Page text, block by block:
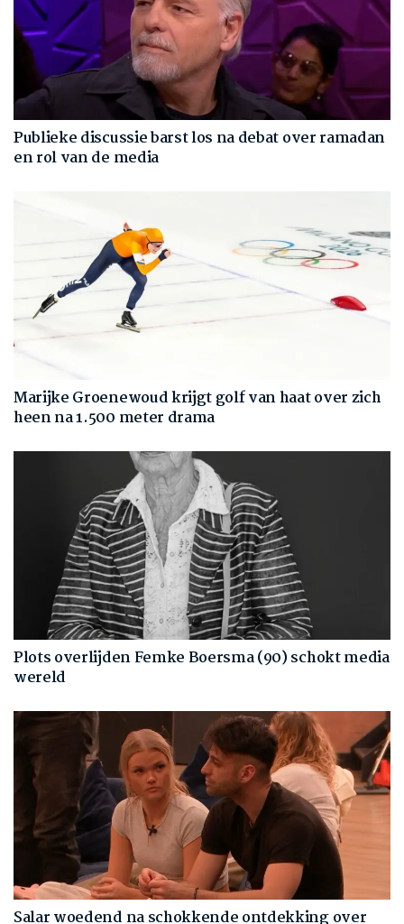
Publieke discussie barst los na debat over ramadan
en rol van de media
Marijke Groenewoud krijgt golf van haat over zich
heen na 1.500 meter drama
Plots overlijden Femke Boersma (90) schokt media
wereld
Salar woedend na schokkende ontdekking over